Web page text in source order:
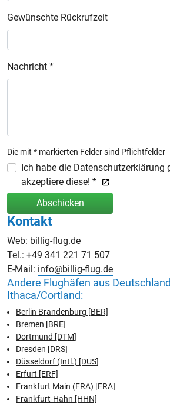
Gewünschte Rückrufzeit
Nachricht *
Die mit * markierten Felder sind Pflichtfelder
Ich habe die Datenschutzerklärung
akzeptiere diese! *
Abschicken
Kontakt
Web: billig-flug.de
Tel.: +49 341 221 71 507
E-Mail: info@billig-flug.de
Andere Flughäfen aus
Ithaca/Cortland:
Berlin Brandenburg [BER]
Bremen [BRE]
Dortmund [DTM]
Dresden [DRS]
Düsseldorf (Intl.) [DUS]
Erfurt [ERF]
Frankfurt Main (FRA) [FRA]
Frankfurt-Hahn [HHN]